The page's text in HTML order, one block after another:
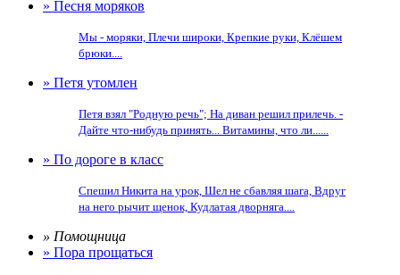
» Песня моряков
Мы - моряки, Плечи широки, Крепкие руки, Клёшем
брюки....
» Петя утомлен
Петя взял "Родную речь"; На диван решил прилечь. -
Дайте что-нибудь принять... Витамины, что ли......
» По дороге в класс
Спешил Никита на урок, Шел не сбавляя шага, Вдруг
на него рычит щенок, Кудлатая дворняга....
» Помощница
» Пора прощаться